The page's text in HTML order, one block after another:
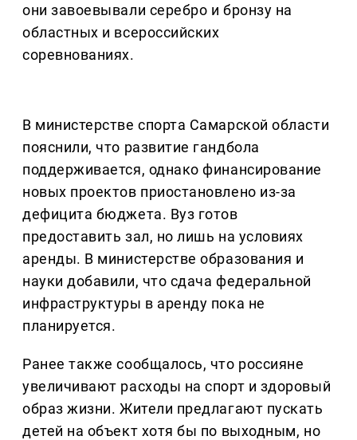
они завоевывали серебро и бронзу на
областных и всероссийских
соревнованиях.
В министерстве спорта Самарской области
пояснили, что развитие гандбола
поддерживается, однако финансирование
новых проектов приостановлено из-за
дефицита бюджета. Вуз готов
предоставить зал, но лишь на условиях
аренды. В министерстве образования и
науки добавили, что сдача федеральной
инфраструктуры в аренду пока не
планируется.
Ранее также сообщалось, что россияне
увеличивают расходы на спорт и здоровый
образ жизни. Жители предлагают пускать
детей на объект хотя бы по выходным, но